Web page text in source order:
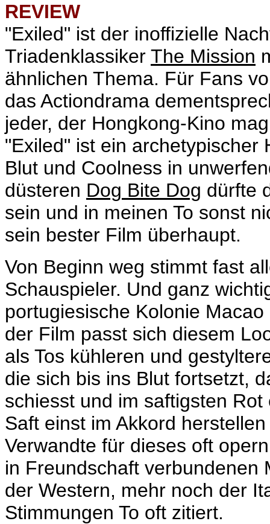
REVIEW
"Exiled" ist der inoffizielle
Triadenklassiker The Mission
ähnlichen Thema. Für Fans
das Actiondrama
jeder, der Hongkong-Kino
"Exiled" ist ein archetypischer
Blut und Coolness in
düsteren Dog Bite Dog dürfte
sein und in meinen To sonst
sein bester Film überhaupt.
Von Beginn weg stimmt fast
Schauspieler. Und ganz
portugiesische Kolonie
der Film passt sich diesem
als Tos kühleren und
die sich bis ins Blut fortsetzt,
schiesst und im saftigsten
Saft einst im Akkord
Verwandte für dieses oft
in Freundschaft verbundenen
der Western, mehr noch der
Stimmungen To oft zitiert.